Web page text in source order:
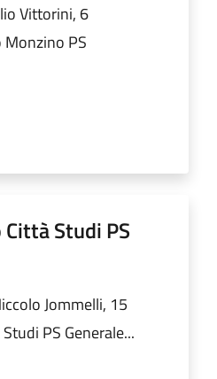
Vittorini, 6
Monzino PS
Studi PS
Jommelli, 15
PS Generale...